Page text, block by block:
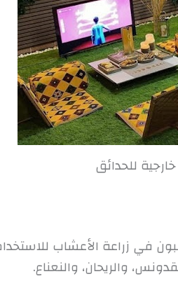
للحدائق
في زراعة الأعشاب
والريحان، والنعناع.